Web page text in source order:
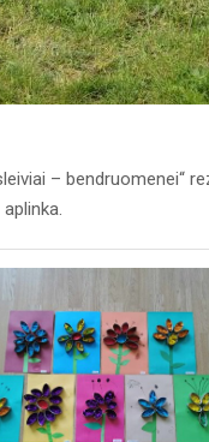
– bendruomenei“